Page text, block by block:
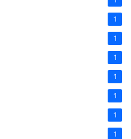
1
1
1
1
1
1
1